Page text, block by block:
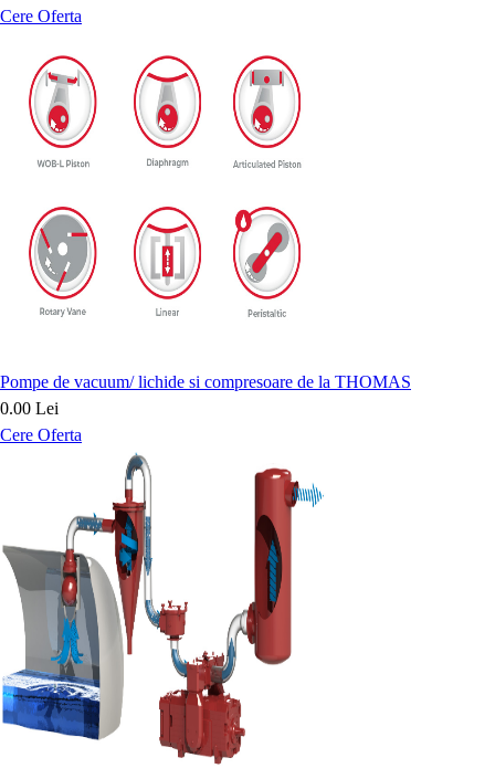
Cere Oferta
Pompe de vacuum/ lichide si compresoare de la THOMAS
0.00 Lei
Cere Oferta